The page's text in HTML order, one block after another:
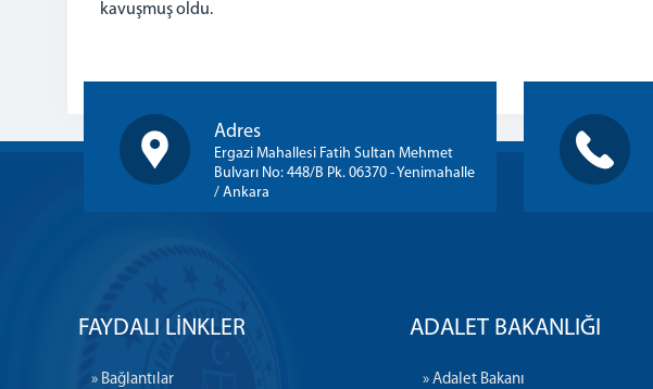
kavuşmuş oldu.
Adres
Ergazi Mahallesi Fatih Sultan Mehmet
Bulvarı No: 448/B Pk. 06370 - Yenimahalle
/ Ankara
FAYDALI LİNKLER
» Bağlantılar
ADALET BAKANLIĞI
» Adalet Bakanı